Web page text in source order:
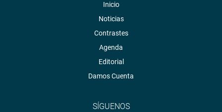
Inicio
Noticias
Contrastes
Agenda
Editorial
Damos Cuenta
SÍGUENOS